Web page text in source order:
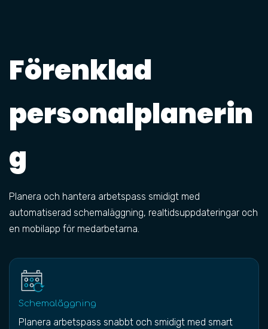
Förenklad
personalplanerin
g
Planera och hantera arbetspass smidigt med
automatiserad schemaläggning, realtidsuppdateringar och
en mobilapp för medarbetarna.
Schemaläggning
Planera arbetspass snabbt och smidigt med smart